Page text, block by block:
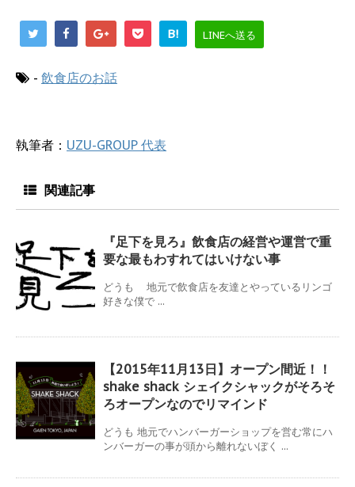
B! LINEへ送る
- 飲食店のお話
執筆者： UZU-GROUP 代表
関連記事
『足下を見ろ』飲食店の経営や運営で重
要な最もわすれてはいけない事
どうも 地元で飲食店を友達とやっているリンゴ
好きな僕で ...
【2015年11月13日】オープン間近！！
shake shack シェイクシャックがそろそ
ろオープンなのでリマインド
どうも 地元でハンバーガーショップを営む常にハ
ンバーガーの事が頭から離れないぼく ...